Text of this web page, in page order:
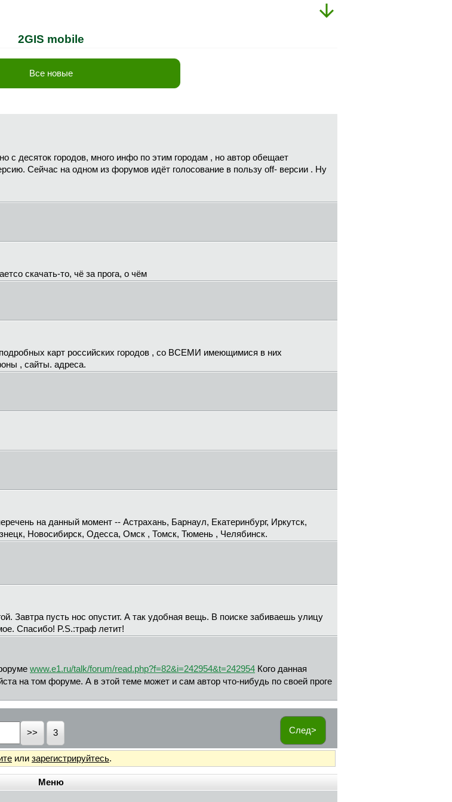
2GIS mobile
Все новые
десяток городов, много инфо по этим городам , но автор обещает
Сейчас на одном из форумов идёт голосование в пользу off- версии . Ну
скачать-то, чё за прога, о чём
карт российских городов , со ВСЕМИ имеющимися в них
, сайты. адреса.
на данный момент -- Астрахань, Барнаул, Екатеринбург, Иркутск,
Новосибирск, Одесса, Омск , Томск, Тюмень , Челябинск.
Завтра пусть нос опустит. А так удобная вещь. В поиске забиваешь улицу
Спасибо! P.S.:траф летит!
www.e1.ru/talk/forum/read.php?f=82&i=242954&t=242954 Кого данная
на том форуме. А в этой теме может и сам автор что-нибудь по своей проге
След>
3
или зарегистрируйтесь.
Меню